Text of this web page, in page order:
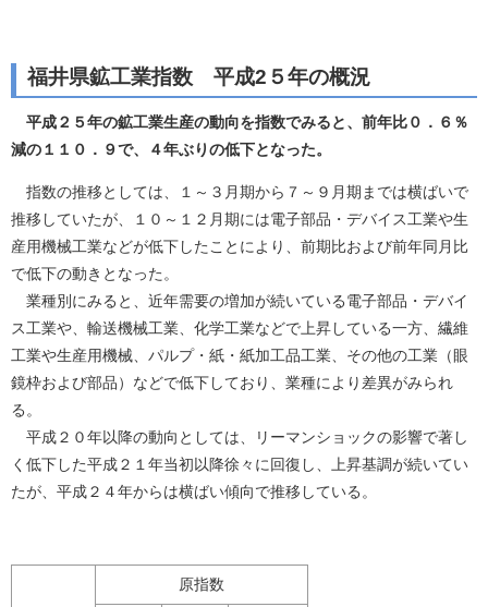
福井県鉱工業指数 平成2５年の概況
平成２５年の鉱工業生産の動向を指数でみると、前年比０．６％
減の１１０．９で、４年ぶりの低下となった。
指数の推移としては、１～３月期から７～９月期までは横ばいで
推移していたが、１０～１２月期には電子部品・デバイス工業や生
産用機械工業などが低下したことにより、前期比および前年同月比
で低下の動きとなった。
業種別にみると、近年需要の増加が続いている電子部品・デバイ
ス工業や、輸送機械工業、化学工業などで上昇している一方、繊維
工業や生産用機械、パルプ・紙・紙加工品工業、その他の工業（眼
鏡枠および部品）などで低下しており、業種により差異がみられ
る。
平成２０年以降の動向としては、リーマンショックの影響で著し
く低下した平成２１年当初以降徐々に回復し、上昇基調が続いてい
たが、平成２４年からは横ばい傾向で推移している。
原指数